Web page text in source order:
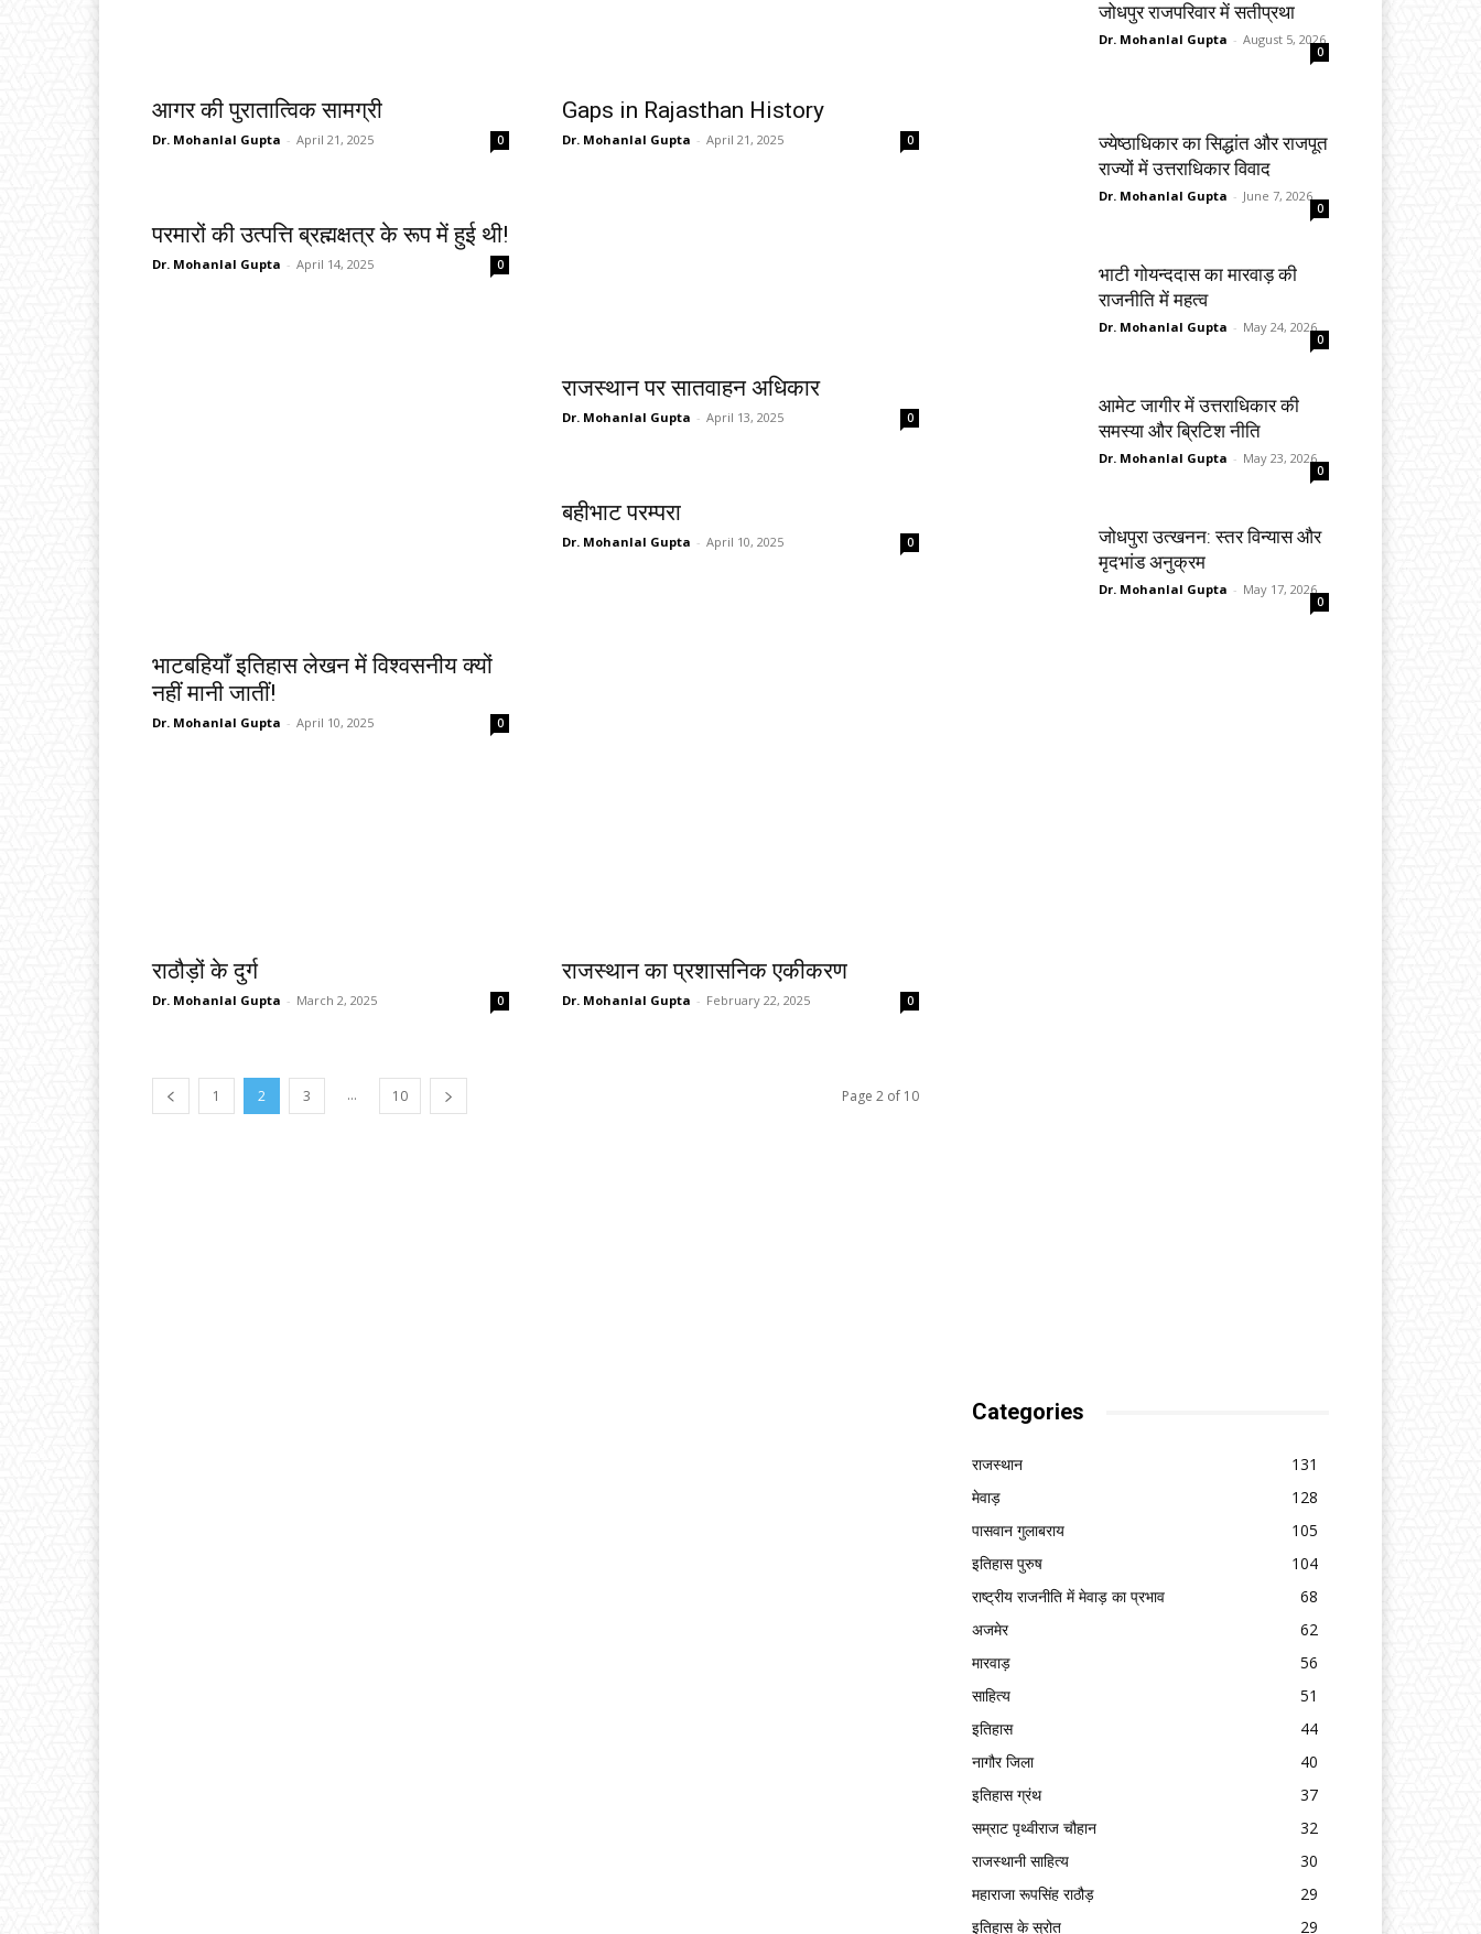
आगर की पुरातात्विक सामग्री
Dr. Mohanlal Gupta - April 21, 2025 0
परमारों की उत्पत्ति ब्रह्मक्षत्र के रूप में हुई थी!
Dr. Mohanlal Gupta - April 14, 2025 0
राजस्थान पर सातवाहन अधिकार
Dr. Mohanlal Gupta - April 13, 2025 0
भाटबहियाँ इतिहास लेखन में विश्वसनीय क्यों
नहीं मानी जातीं!
Dr. Mohanlal Gupta - April 10, 2025 0
बहीभाट परम्परा
Dr. Mohanlal Gupta - April 10, 2025 0
राठौड़ों के दुर्ग
Dr. Mohanlal Gupta - March 2, 2025 0
राजस्थान का प्रशासनिक एकीकरण
Dr. Mohanlal Gupta - February 22, 2025 0
1 2 3 ... 10 Page 2 of 10
जोधपुर राजपरिवार में सतीप्रथा
Dr. Mohanlal Gupta - August 5, 2026
0
ज्येष्ठाधिकार का सिद्धांत और राजपूत
राज्यों में उत्तराधिकार विवाद
Dr. Mohanlal Gupta - June 7, 2026
0
भाटी गोयन्ददास का मारवाड़ की
राजनीति में महत्व
Dr. Mohanlal Gupta - May 24, 2026
0
आमेट जागीर में उत्तराधिकार की
समस्या और ब्रिटिश नीति
Dr. Mohanlal Gupta - May 23, 2026
0
जोधपुरा उत्खनन: स्तर विन्यास और
मृदभांड अनुक्रम
Dr. Mohanlal Gupta - May 17, 2026
0
Categories
राजस्थान
131
मेवाड़
128
पासवान गुलाबराय
105
इतिहास पुरुष
104
राष्ट्रीय राजनीति में मेवाड़ का प्रभाव
68
अजमेर
62
मारवाड़
56
साहित्य
51
इतिहास
44
नागौर जिला
40
इतिहास ग्रंथ
37
सम्राट पृथ्वीराज चौहान
32
राजस्थानी साहित्य
30
महाराजा रूपसिंह राठौड़
29
इतिहास के स्रोत
29